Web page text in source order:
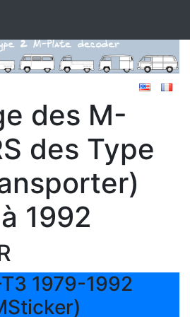
des M-
des Type
1992
1979-1992